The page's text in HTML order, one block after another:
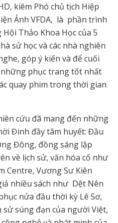
kiêm Phó chủ tịch Hiệp
Ảnh VFDA, là phần trình
Thảo Khoa Học của 5
sử học và các nhà nghiên
góp ý kiến và để cuối
phục trang tốt nhất
quay phim trong thời gian
cứu đã mang đến những
Đinh đầy tâm huyết: Đầu
Đông, đồng sáng lập
về lịch sử, văn hóa cổ như
Centre, Vương Sư Kiên
nhiều sách như Dệt Nên
nửa đầu thời kỳ Lê Sơ,
súng đạn của người Việt,